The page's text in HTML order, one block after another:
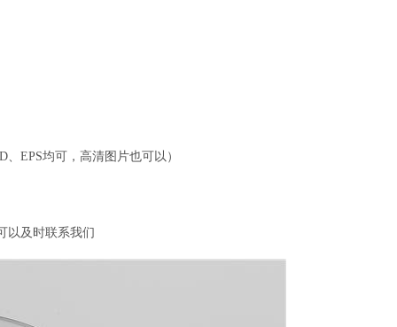
、EPS均可，高清图片也可以）
以及时联系我们